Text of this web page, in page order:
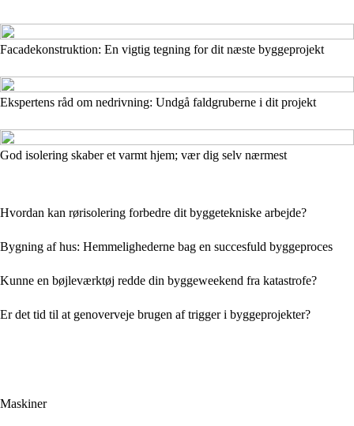
Facadekonstruktion: En vigtig tegning for dit næste byggeprojekt
Ekspertens råd om nedrivning: Undgå faldgruberne i dit projekt
God isolering skaber et varmt hjem; vær dig selv nærmest
Hvordan kan rørisolering forbedre dit byggetekniske arbejde?
Bygning af hus: Hemmelighederne bag en succesfuld byggeproces
Kunne en bøjleværktøj redde din byggeweekend fra katastrofe?
Er det tid til at genoverveje brugen af trigger i byggeprojekter?
Maskiner